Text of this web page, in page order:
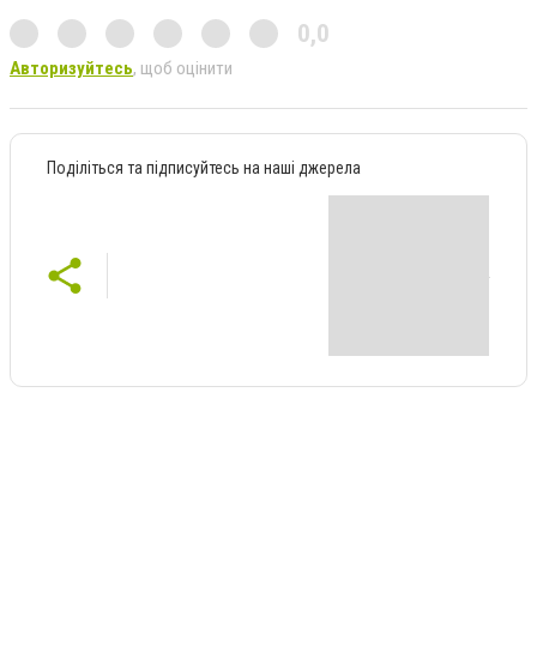
0,0
Авторизуйтесь, щоб оцінити
Поділіться та підписуйтесь на наші джерела